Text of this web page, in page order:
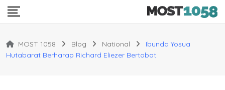
Skip
MOST 1058 Blog National
Ibunda Yosua
Hutabarat Berharap Richard Eliezer Bertobat